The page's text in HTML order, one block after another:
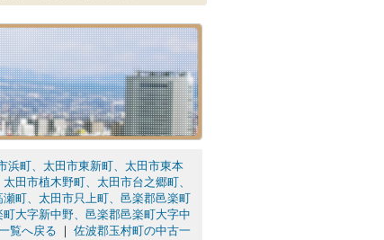
浜町、太田市東新町、太田市東本
田市植木野町、太田市台之郷町、
町、太田市只上町、邑楽郡邑楽町
大字新中野、邑楽郡邑楽町大字中
覧へ戻る ｜ 佐波郡玉村町の中古一